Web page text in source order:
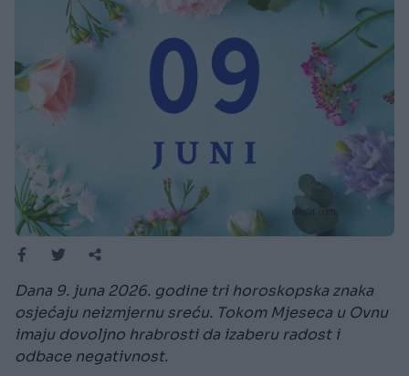
Dana 9. juna 2026. godine tri horoskopska znaka
osjećaju neizmjernu sreću. Tokom Mjeseca u Ovnu
imaju dovoljno hrabrosti da izaberu radost i
odbace negativnost.